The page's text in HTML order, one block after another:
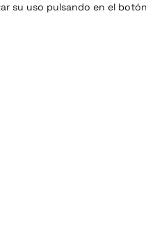
su uso pulsando en el